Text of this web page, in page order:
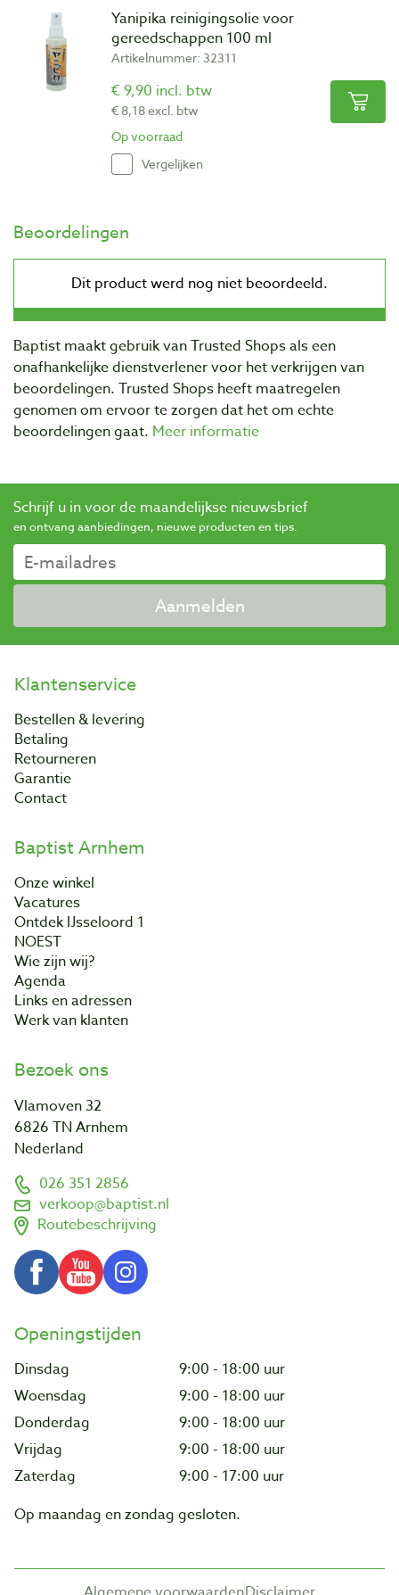
Yanipika reinigingsolie voor
gereedschappen 100 ml
Artikelnummer: 32311
€ 9,90 incl. btw
€ 8,18 excl. btw
Op voorraad
Vergelijken
Beoordelingen
Baptist maakt gebruik van Trusted Shops als een
onafhankelijke dienstverlener voor het verkrijgen van
beoordelingen. Trusted Shops heeft maatregelen
genomen om ervoor te zorgen dat het om echte
beoordelingen gaat. Meer informatie
Schrijf u in voor de maandelijkse nieuwsbrief
en ontvang aanbiedingen, nieuwe producten en tips.
Aanmelden
Klantenservice
Bestellen & levering
Betaling
Retourneren
Garantie
Contact
Baptist Arnhem
Onze winkel
Vacatures
Ontdek IJsseloord 1
NOEST
Wie zijn wij?
Agenda
Links en adressen
Werk van klanten
Bezoek ons
Vlamoven 32
6826 TN Arnhem
Nederland
026 351 2856
verkoop@baptist.nl
Routebeschrijving
Openingstijden
Dinsdag
9:00 - 18:00 uur
Woensdag
9:00 - 18:00 uur
Donderdag
9:00 - 18:00 uur
Vrijdag
9:00 - 18:00 uur
Zaterdag
9:00 - 17:00 uur
Op maandag en zondag gesloten.